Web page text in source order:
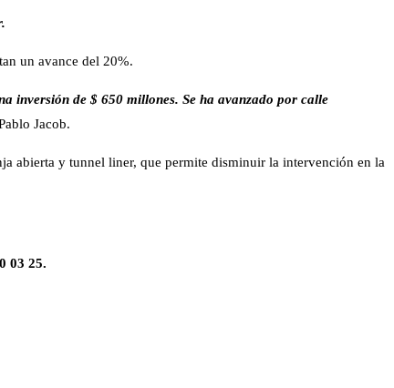
un avance del 20%.
inversión de $ 650 millones. Se ha avanzado por calle
Jacob.
abierta y tunnel liner, que permite disminuir la intervención en la
03 25.